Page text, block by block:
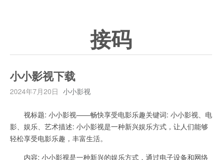
接码
小小影视下载
2024年7月20日 小小影视
视标题: 小小影视——畅快享受电影乐趣关键词: 小小影视、电
影、娱乐、艺术描述: 小小影视是一种新兴娱乐方式，让人们能够
轻松享受电影乐趣，丰富生活。
内容: 小小影视是一种新兴的娱乐方式，通过电子设备和网络